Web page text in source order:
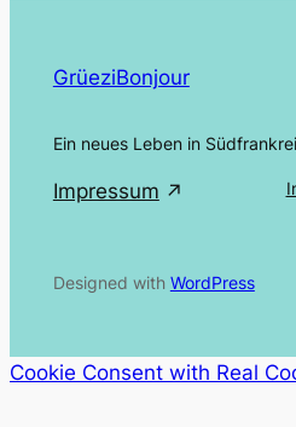
GrüeziBonjour
Ein neues Leben in
Impressum
Designed with WordPress
Cookie Consent with Real